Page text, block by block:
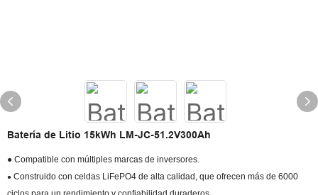
Batería de Litio 15kWh LM-JC-51.2V300Ah
● Compatible con múltiples marcas de inversores.
● Construido con celdas LiFePO4 de alta calidad, que ofrecen más de 6000